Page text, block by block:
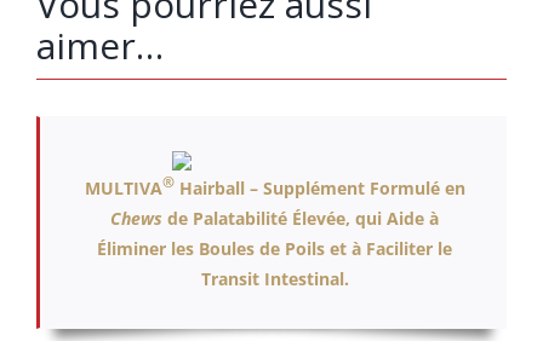
aimer…
MULTIVA®Hairball – Supplément Formulé en
Chews de Palatabilité Élevée, qui Aide à
Éliminer les Boules de Poils et à Faciliter le
Transit Intestinal.